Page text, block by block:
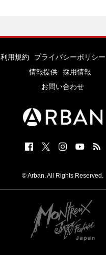
利用規約 プライバシーポリシー
情報提供
採用情報
お問い合わせ
© Arban. All Rights Reserved.